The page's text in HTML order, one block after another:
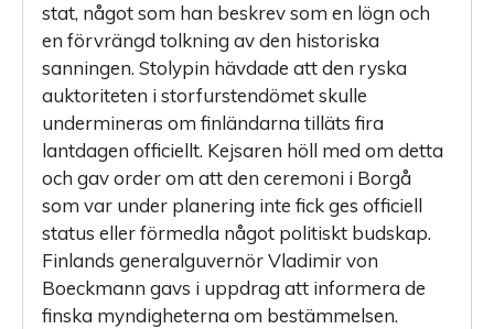
stat, något som han beskrev som en lögn och
en förvrängd tolkning av den historiska
sanningen. Stolypin hävdade att den ryska
auktoriteten i storfurstendömet skulle
undermineras om finländarna tilläts fira
lantdagen officiellt. Kejsaren höll med om detta
och gav order om att den cere­moni i Borgå
som var under planering inte fick ges officiell
status eller förmedla något politiskt budskap.
Finlands generalguvernör Vladimir von
Boeckmann gavs i uppdrag att informera de
finska myndigheterna om bestämmelsen.